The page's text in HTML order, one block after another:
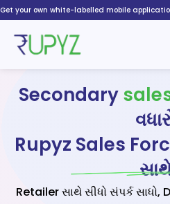
Skip
to
content
Get your own white-labelled mobile
Secondary
Rupyz Sales
Retailer સાથે સીધો સંપર્ક સાધો,